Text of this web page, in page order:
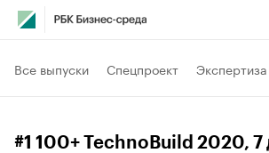
Все выпуски Спецпроект Экспертиза
#1 100+ TechnoBuild 2020, 7